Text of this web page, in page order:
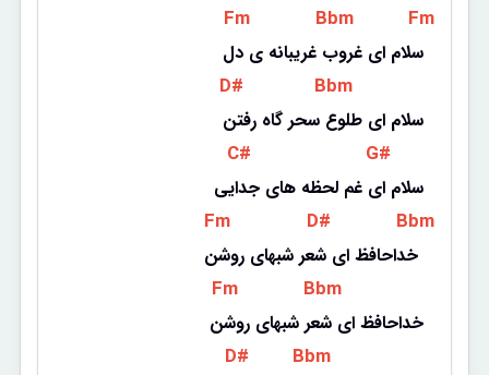
Fm Bbm Fm
سلام ای غروب غریبانه ی دل
D# Bbm
سلام ای طلوع سحر گاه رفتن
C# G#
سلام ای غم لحظه های جدایی
Fm D# Bbm
خداحافظ ای شعر شبهای روشن
Fm Bbm
خداحافظ ای شعر شبهای روشن
D# Bbm